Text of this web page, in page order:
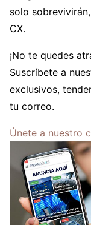
solo
CX.
¡No te quedes
Suscríbete a
exclusivos,
tu correo.
Únete a nuestro